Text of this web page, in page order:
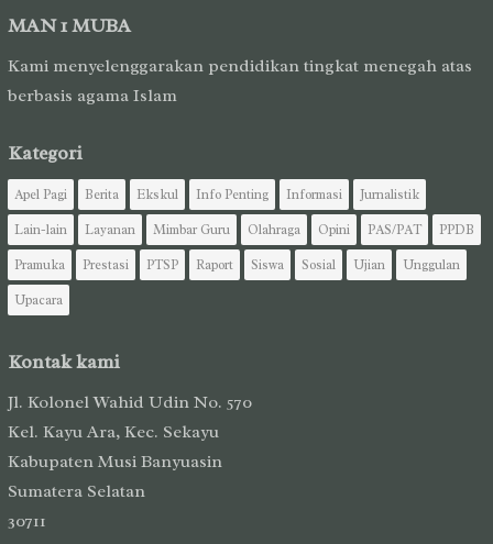
MAN 1 MUBA
Kami menyelenggarakan pendidikan tingkat menegah atas
berbasis agama Islam
Kategori
Apel Pagi Berita Ekskul Info Penting Informasi
Jurnalistik
Lain-lain
Layanan Mimbar Guru Olahraga Opini PAS/PAT
PPDB
Pramuka
Prestasi PTSP Raport Siswa Sosial Ujian
Unggulan
Upacara
Kontak kami
Jl. Kolonel Wahid Udin No. 570
Kel. Kayu Ara, Kec. Sekayu
Kabupaten Musi Banyuasin
Sumatera Selatan
30711